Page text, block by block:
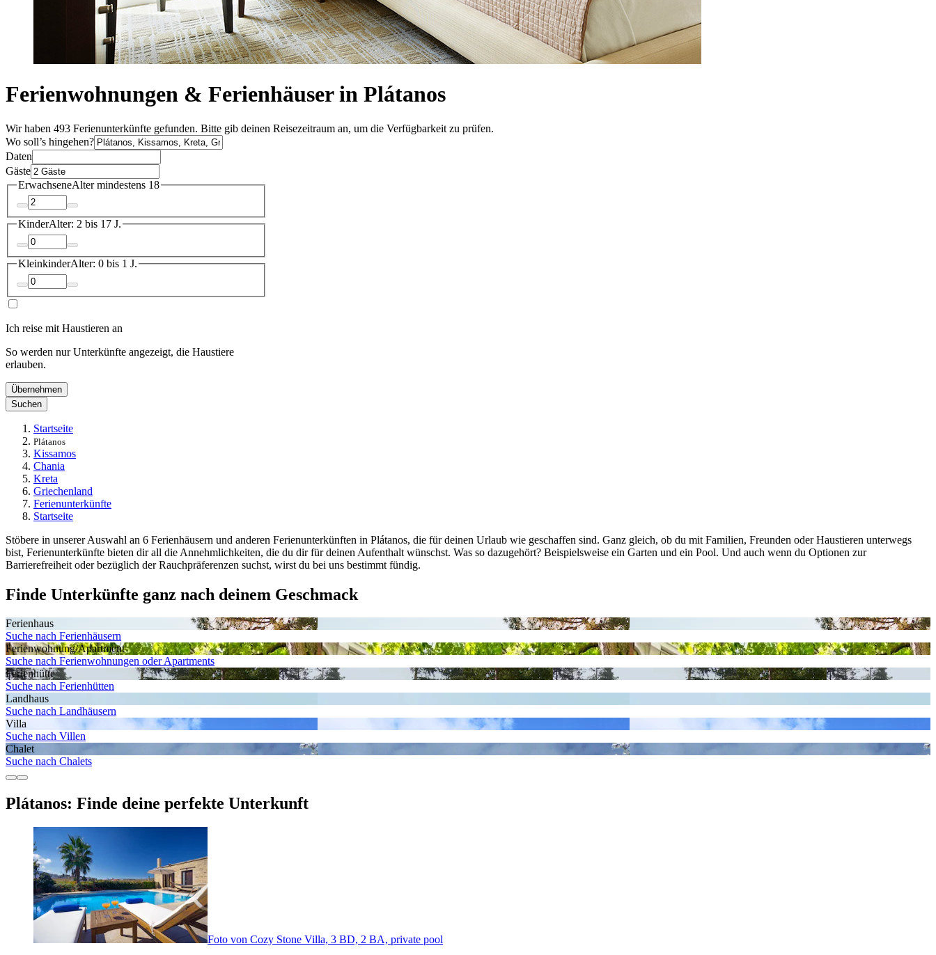
Ferienwohnungen & Ferienhäuser in Plátanos
Wir haben 493 Ferienunterkünfte gefunden. Bitte gib deinen Reisezeitraum an, um die Verfügbarkeit zu prüfen.
Wo soll’s hingehen?
Daten
Gäste
ErwachseneAlter mindestens 18
KinderAlter: 2 bis 17 J.
KleinkinderAlter: 0 bis 1 J.
Ich reise mit Haustieren an
So werden nur Unterkünfte angezeigt, die Haustiere
erlauben.
Übernehmen
Suchen
Startseite
Plátanos
Kissamos
Chania
Kreta
Griechenland
Ferienunterkünfte
Startseite
Stöbere in unserer Auswahl an 6 Ferienhäusern und anderen Ferienunterkünften in Plátanos, die für deinen Urlaub wie geschaffen sind. Ganz gleich, ob du mit Familien, Freunden oder Haustieren unterwegs
bist, Ferienunterkünfte bieten dir all die Annehmlichkeiten, die du dir für deinen Aufenthalt wünschst. Was so dazugehört? Beispielsweise ein Garten und ein Pool. Und auch wenn du Optionen zur
Barrierefreiheit oder bezüglich der Rauchpräferenzen suchst, wirst du bei uns bestimmt fündig.
Finde Unterkünfte ganz nach deinem Geschmack
Ferienhaus
Suche nach Ferienhäusern
Ferienwohnung/Apartment
Suche nach Ferienwohnungen oder Apartments
Ferienhütte
Suche nach Ferienhütten
Landhaus
Suche nach Landhäusern
Villa
Suche nach Villen
Chalet
Suche nach Chalets
Plátanos: Finde deine perfekte Unterkunft
Foto von Cozy Stone Villa, 3 BD, 2 BA, private pool